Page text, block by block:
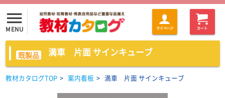
menu
MENU マイページ カート
既製品 満車 片面 サインキューブ
教材カタログTOP > 案内看板 > 満車 片面 サインキューブ